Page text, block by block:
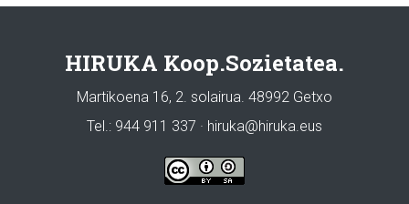
HIRUKA Koop.Sozietatea.
Martikoena 16, 2. solairua. 48992 Getxo
Tel.: 944 911 337 · hiruka@hiruka.eus